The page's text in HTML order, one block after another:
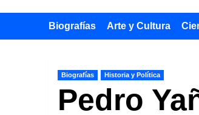
Biografías Arte y Cultura
Biografías Historia y Política
Pedro